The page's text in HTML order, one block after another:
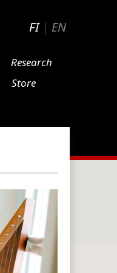
FI| EN
Research
Store